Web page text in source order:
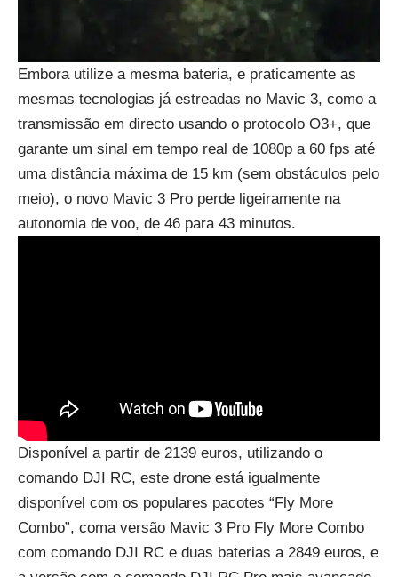
Embora utilize a mesma bateria, e praticamente as
mesmas tecnologias já estreadas no Mavic 3, como a
transmissão em directo usando o protocolo O3+, que
garante um sinal em tempo real de 1080p a 60 fps até
uma distância máxima de 15 km (sem obstáculos pelo
meio), o novo Mavic 3 Pro perde ligeiramente na
autonomia de voo, de 46 para 43 minutos.
Disponível a partir de 2139 euros, utilizando o
comando DJI RC, este drone está igualmente
disponível com os populares pacotes “Fly More
Combo”, coma versão Mavic 3 Pro Fly More Combo
com comando DJI RC e duas baterias a 2849 euros, e